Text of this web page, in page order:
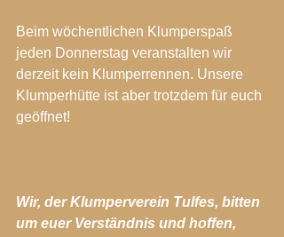
Beim wöchentlichen Klumperspaß
jeden Donnerstag veranstalten wir
derzeit kein Klumperrennen. Unsere
Klumperhütte ist aber trotzdem für euch
geöffnet!
Wir, der Klumperverein Tulfes, bitten
um euer Verständnis und hoffen,